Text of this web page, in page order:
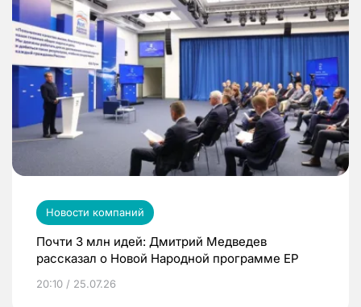
Новости компаний
Почти 3 млн идей: Дмитрий Медведев
рассказал о Новой Народной программе ЕР
20:10 / 25.07.26